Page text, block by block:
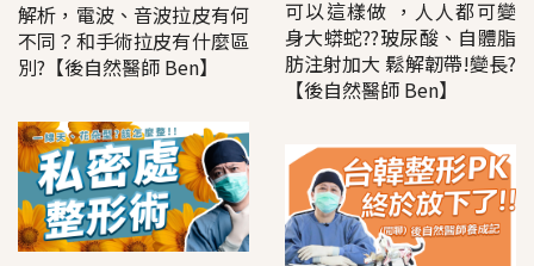
可以這樣做 ，人人都可變
身大蟒蛇??玻尿酸、自體脂
肪注射加大 鬆解韌帶!變長?
【後自然醫師 Ben】
解析，電波、音波拉皮有何
不同？和手術拉皮有什麼區
別?【後自然醫師 Ben】